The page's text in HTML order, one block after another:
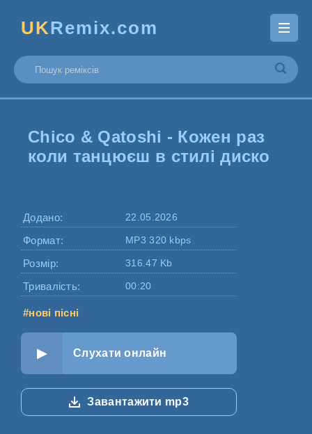
UKRemix.com
Chico & Qatoshi - Кожен раз
коли танцюєш в стилі диско
Додано: 22.05.2026
Формат: MP3 320 kbps
Розмір: 316.47 Kb
Тривалість: 00:20
#нові пісні
Слухати онлайн
Завантажити mp3